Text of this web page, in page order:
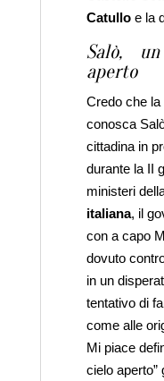
Catulloe la
Salò,
aperto
Credo che la
conosca
cittadina in
durante la II
ministeri
italiana, il
con a capo
dovuto
in un
tentativo di
come alle
Mi piace
cielo aperto”